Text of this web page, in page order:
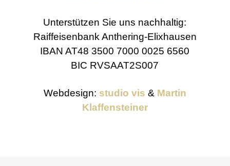
Unterstützen Sie uns nachhaltig:
Raiffeisenbank Anthering-Elixhausen
IBAN AT48 3500 7000 0025 6560
BIC RVSAAT2S007
Webdesign: studio vis & Martin
Klaffensteiner